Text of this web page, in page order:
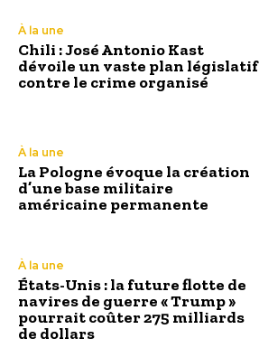
À la une
Chili : José Antonio Kast
dévoile un vaste plan législatif
contre le crime organisé
À la une
La Pologne évoque la création
d’une base militaire
américaine permanente
À la une
États-Unis : la future flotte de
navires de guerre « Trump »
pourrait coûter 275 milliards
de dollars